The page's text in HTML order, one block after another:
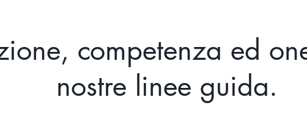
competenza ed
nostre linee guida.